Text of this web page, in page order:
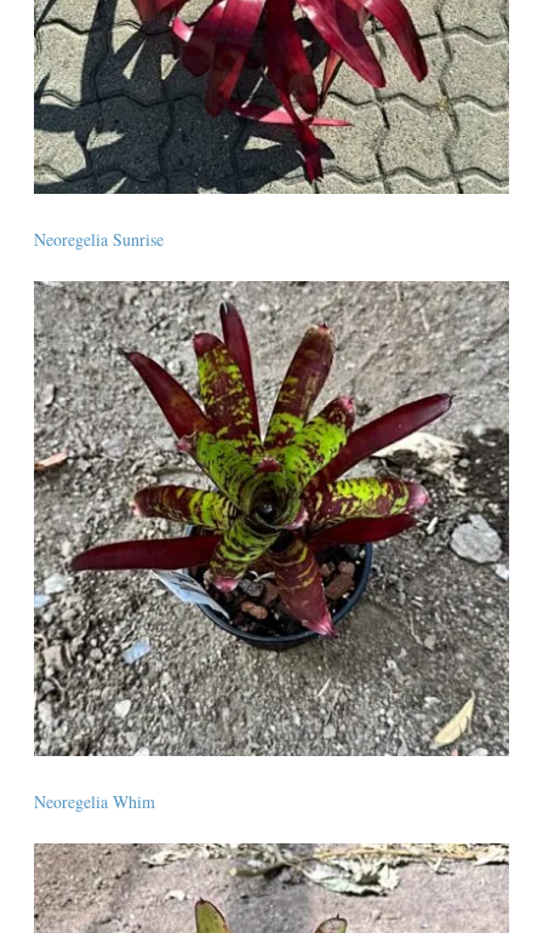
Neoregelia Sunrise
Neoregelia Whim